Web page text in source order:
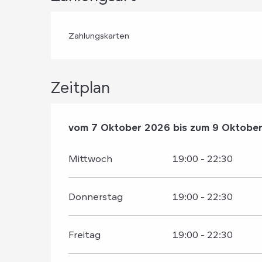
Zahlungskarten
Zeitplan
vom 7 Oktober 2026 bis zum 9
vom 7 Oktober 2026 bis zum 9
Mittwoch 19:00 - 22:30
Donnerstag 19:00 - 22:30
Freitag 19:00 - 22:30